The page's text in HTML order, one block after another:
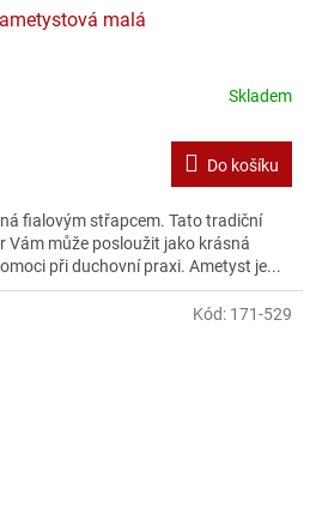
malá
Skladem
Do košíku
fialovým střapcem. Tato tradiční
Vám může posloužit jako krásná
při duchovní praxi. Ametyst je...
Kód: 171-529